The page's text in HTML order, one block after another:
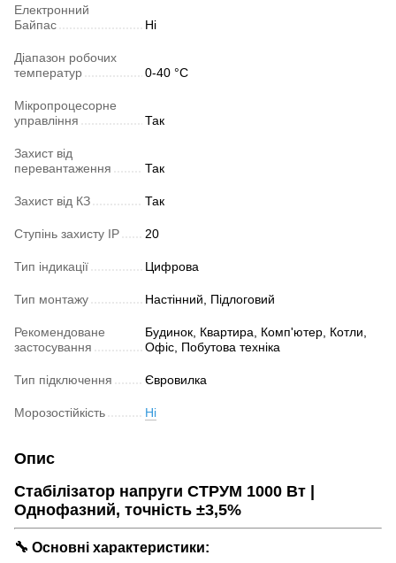
Електронний
Байпас
Ні
Діапазон робочих
температур
0-40 °C
Мікропроцесорне
управління
Так
Захист від
перевантаження
Так
Захист від КЗ Так
Ступінь захисту IP 20
Тип індикації Цифрова
Тип монтажу Настінний, Підлоговий
Рекомендоване
застосування
Будинок, Квартира, Комп'ютер, Котли,
Офіс, Побутова техніка
Тип підключення Євровилка
Морозостійкість Ні
Опис
Стабілізатор напруги СТРУМ 1000 Вт |
Однофазний, точність ±3,5%
🔧 Основні характеристики: